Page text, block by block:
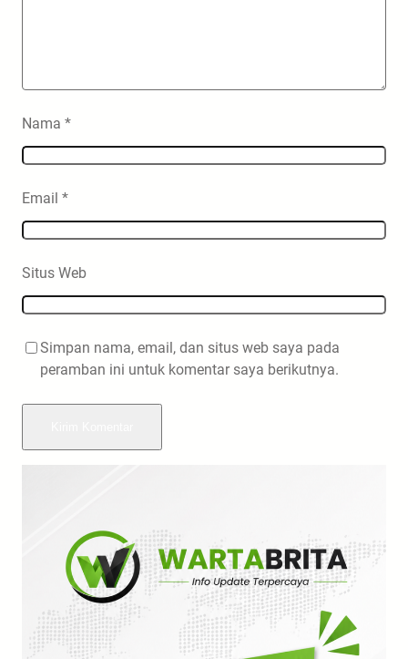
Nama *
Email *
Situs Web
Simpan nama, email, dan situs web saya pada
peramban ini untuk komentar saya berikutnya.